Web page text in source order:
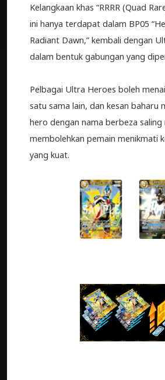
Kelangkaan khas “RRRR (Quad
ini hanya terdapat dalam BP05
Radiant Dawn,” kembali dengan
dalam bentuk gabungan yang
Pelbagai Ultra Heroes boleh
satu sama lain, dan kesan baharu
hero dengan nama berbeza
membolehkan pemain menikmati
yang kuat.